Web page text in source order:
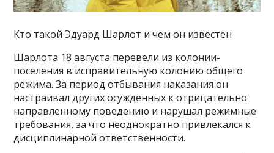
Кто такой Эдуард Шарлот и чем он известен
Шарлота 18 августа перевели из колонии-
поселения в исправительную колонию общего
режима. За период отбывания наказания он
настраивал других осужденных к отрицательно
направленному поведению и нарушал режимные
требования, за что неоднократно привлекался к
дисциплинарной ответственности.